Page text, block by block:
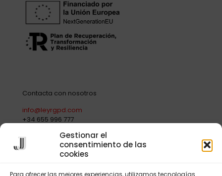
Gestionar el
consentimiento de las
cookies
Para ofrecer las mejores experiencias, utilizamos tecnologías
Contacta con nosotros
info@leyrgpd.com
+34 655 996 777
Términos Legales